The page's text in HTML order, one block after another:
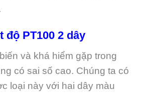
độ PT100 2 dây
và khá hiểm gặp trong
có sai số cao. Chúng ta có
loại này với hai dây màu